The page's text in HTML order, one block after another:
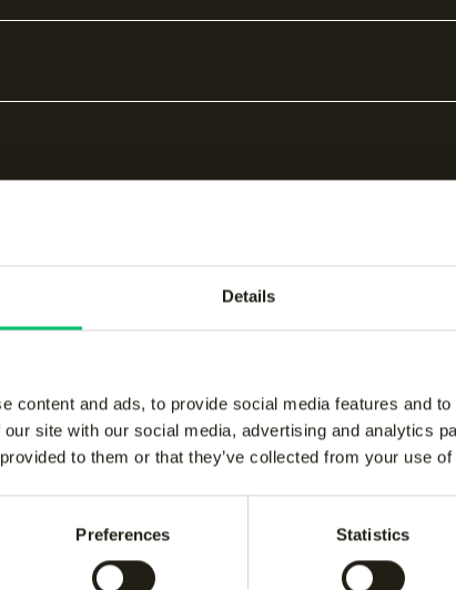
Details
content and ads, to provide social media features and
site with our social media, advertising and analytics
to them or that they’ve collected from your use
Preferences Statistics
producten